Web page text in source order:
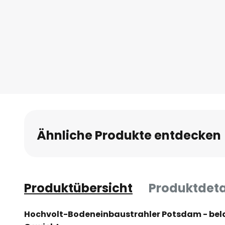
Ähnliche Produkte entdecken
Produktübersicht
Hochvolt-Bodeneinbaustrahler Potsdam -